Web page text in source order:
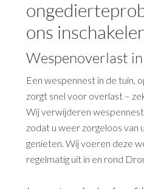
ons
Wespenoverlast
Een wespennest in de tuin,
zorgt snel voor overlast –
Wij verwijderen
zodat u weer zorgeloos van
genieten. Wij voeren deze
regelmatig uit in en rond